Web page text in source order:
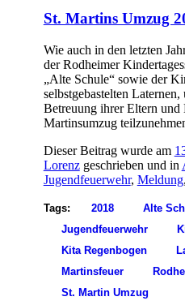
St. Martins Umzug
Wie auch in den letzten
der Rodheimer
„Alte Schule“ sowie der
selbstgebastelten
Betreuung ihrer Eltern und
Martinsumzug
Dieser Beitrag wurde am
Lorenzgeschrieben und in
Jugendfeuerwehr, Meldung,
Tags: 2018 Alte
Jugendfeuerwehr
Kita Regenbogen
Martinsfeuer
St. Martin Umzug